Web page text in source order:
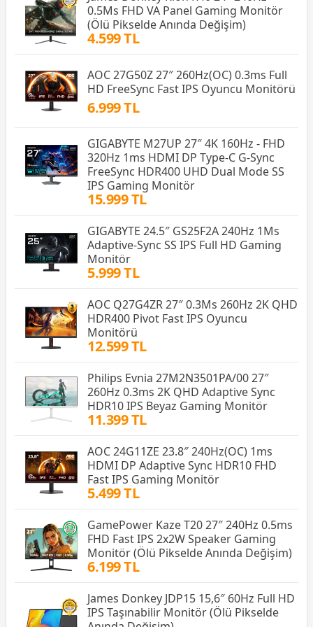
0.5Ms FHD VA Panel Gaming Monitör
(Ölü Pikselde Anında Değişim)
4.599 TL
AOC 27G50Z 27″ 260Hz(OC) 0.3ms Full
HD FreeSync Fast IPS Oyuncu Monitörü
6.999 TL
GIGABYTE M27UP 27″ 4K 160Hz - FHD
320Hz 1ms HDMI DP Type-C G-Sync
FreeSync HDR400 UHD Dual Mode SS
IPS Gaming Monitör
15.999 TL
GIGABYTE 24.5″ GS25F2A 240Hz 1Ms
Adaptive-Sync SS IPS Full HD Gaming
Monitör
5.999 TL
AOC Q27G4ZR 27″ 0.3Ms 260Hz 2K QHD
HDR400 Pivot Fast IPS Oyuncu
Monitörü
12.599 TL
Philips Evnia 27M2N3501PA/00 27″
260Hz 0.3ms 2K QHD Adaptive Sync
HDR10 IPS Beyaz Gaming Monitör
11.399 TL
AOC 24G11ZE 23.8″ 240Hz(OC) 1ms
HDMI DP Adaptive Sync HDR10 FHD
Fast IPS Gaming Monitör
5.499 TL
GamePower Kaze T20 27″ 240Hz 0.5ms
FHD Fast IPS 2x2W Speaker Gaming
Monitör (Ölü Pikselde Anında Değişim)
6.199 TL
James Donkey JDP15 15,6″ 60Hz Full HD
IPS Taşınabilir Monitör (Ölü Pikselde